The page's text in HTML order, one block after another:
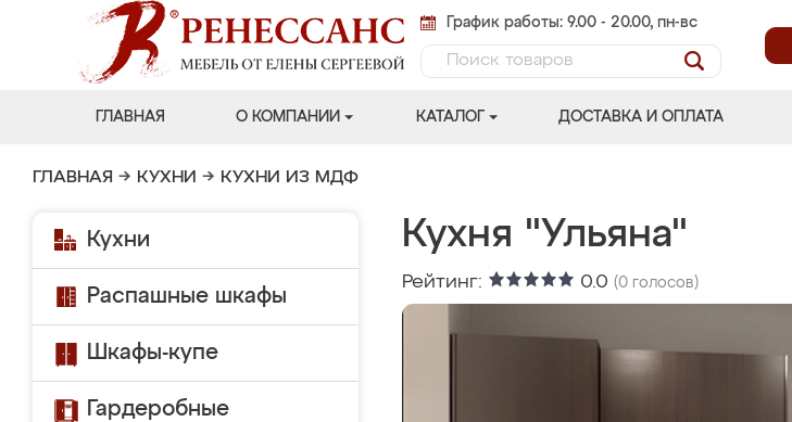
График работы: 9.00 - 20.00, пн-вс
ГЛАВНАЯ О КОМПАНИИ КАТАЛОГ ДОСТАВКА И ОПЛАТА
ГЛАВНАЯ → КУХНИ → КУХНИ ИЗ МДФ
Кухни
Распашные шкафы
Шкафы-купе
Гардеробные
Кухня "Ульяна"
Рейтинг: 0.0 (0 голосов)